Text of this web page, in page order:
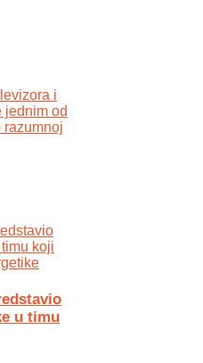
i
jednim od
razumnoj
u timu